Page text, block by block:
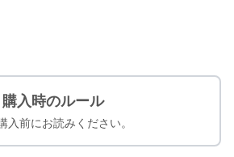
購入時のルール
入前にお読みください。